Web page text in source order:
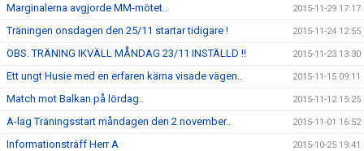
Marginalerna avgjorde MM-mötet.. 2015-11-29 17:17
Träningen onsdagen den 25/11 startar tidigare ! 2015-11-24 12:55
OBS. TRÄNING IKVÄLL MÅNDAG 23/11 INSTÄLLD !! 2015-11-23 13:30
Ett ungt Husie med en erfaren kärna visade vägen.. 2015-11-15 09:11
Match mot Balkan på lördag.. 2015-11-12 15:25
A-lag Träningsstart måndagen den 2 november.. 2015-11-01 16:52
Informationsträff Herr A 2015-10-25 19:41